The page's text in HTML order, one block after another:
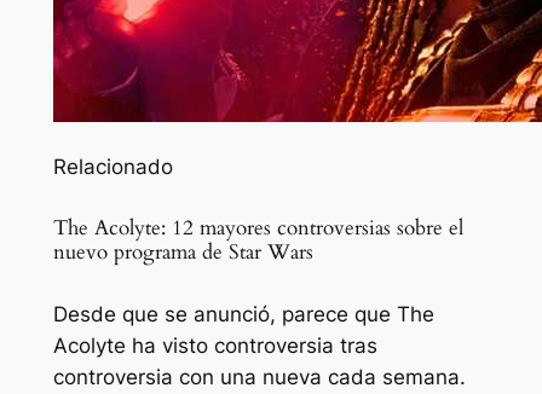
Relacionado
The Acolyte: 12 mayores controversias sobre el
nuevo programa de Star Wars
Desde que se anunció, parece que The
Acolyte ha visto controversia tras
controversia con una nueva cada semana.